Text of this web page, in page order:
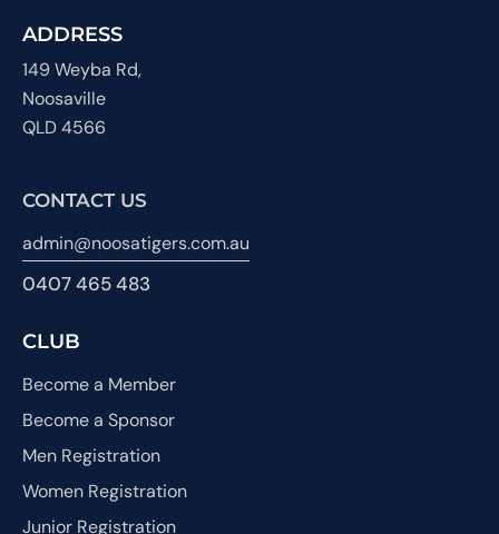
ADDRESS
149 Weyba Rd,
Noosaville
QLD 4566
CONTACT US
admin@noosatigers.com.au
0407 465 483
CLUB
Become a Member
Become a Sponsor
Men Registration
Women Registration
Junior Registration